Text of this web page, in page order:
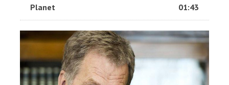
Planet 01:43